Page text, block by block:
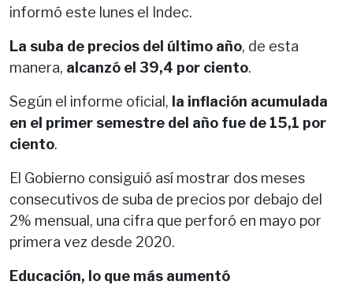
informó este lunes el Indec.
La suba de precios del último año, de esta
manera, alcanzó el 39,4 por ciento.
Según el informe oficial, la inflación acumulada
en el primer semestre del año fue de 15,1 por
ciento.
El Gobierno consiguió así mostrar dos meses
consecutivos de suba de precios por debajo del
2% mensual, una cifra que perforó en mayo por
primera vez desde 2020.
Educación, lo que más aumentó